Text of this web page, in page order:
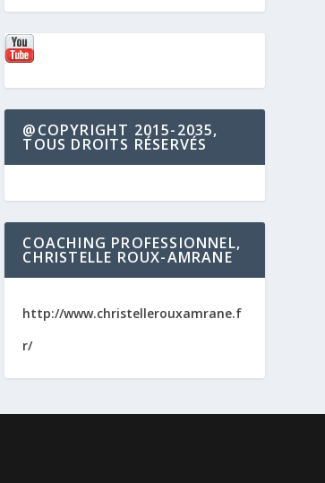
@COPYRIGHT 2015-2035,
TOUS DROITS RÉSERVÉS
COACHING PROFESSIONNEL,
CHRISTELLE ROUX-AMRANE
http://www.christellerouxamrane.f
r/